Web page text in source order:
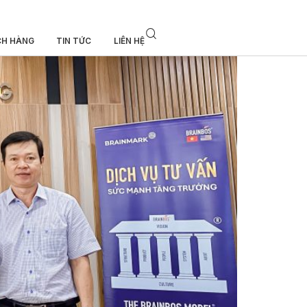
HÀNG TIN TỨC LIÊN HỆ